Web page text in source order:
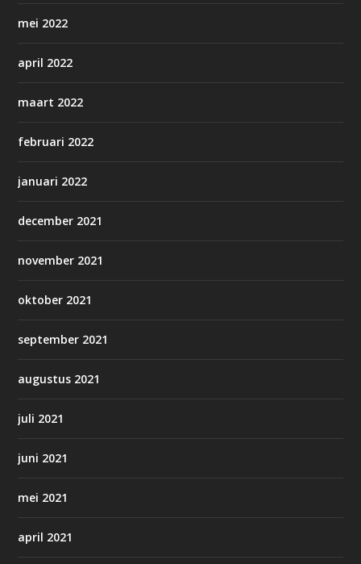
mei 2022
april 2022
maart 2022
februari 2022
januari 2022
december 2021
november 2021
oktober 2021
september 2021
augustus 2021
juli 2021
juni 2021
mei 2021
april 2021